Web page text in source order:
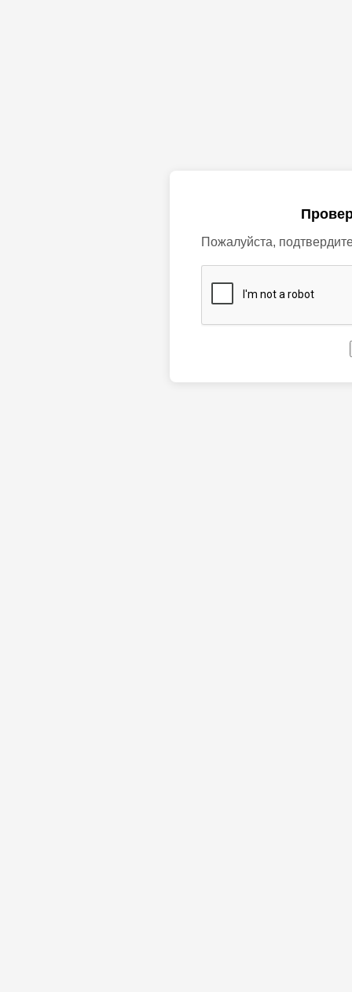
Пожалуйста,